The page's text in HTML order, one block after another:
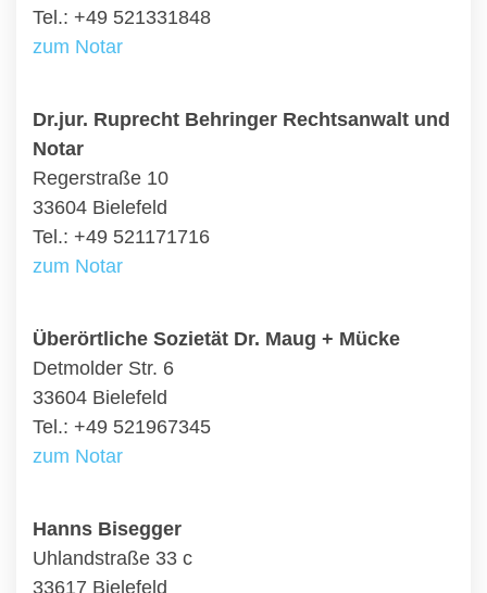
Tel.: +49 521331848
zum Notar
Dr.jur. Ruprecht Behringer Rechtsanwalt und
Notar
Regerstraße 10
33604 Bielefeld
Tel.: +49 521171716
zum Notar
Überörtliche Sozietät Dr. Maug + Mücke
Detmolder Str. 6
33604 Bielefeld
Tel.: +49 521967345
zum Notar
Hanns Bisegger
Uhlandstraße 33 c
33617 Bielefeld